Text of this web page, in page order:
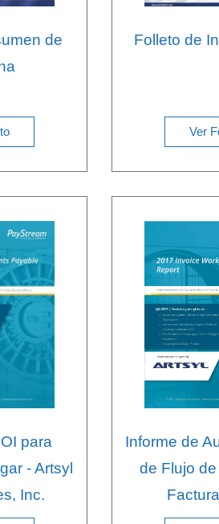
de
Folleto de
Ver
para
- Artsyl
Inc.
Informe de
de Flujo